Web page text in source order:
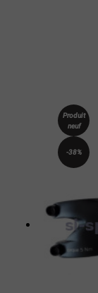
Produit
neuf
-38%